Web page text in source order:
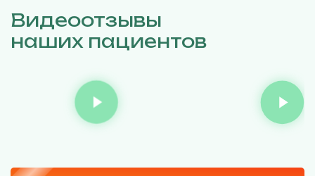
Видеоотзывы
наших пациентов